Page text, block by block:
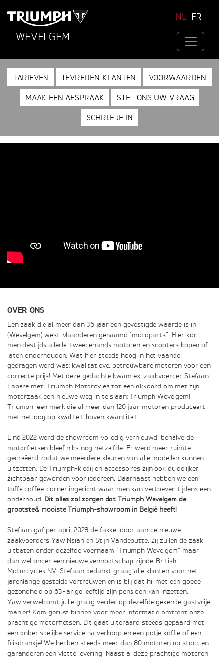
NL FR
WEVELGEM
TARIEVEN TEVREDEN KLANTEN VOORWAARDEN
MAAK EEN AFSPRAAK STEL ONS UW VRAAG
SCHRIJF JE IN
OVER ONS
Een zaak die al meer dan 36 jaar een gevestigde waarde is in
(Wevelgem) west-vlaanderen genaamd “motoparts”. Hier kon
men destijds allerlei tweedehands motoren en scooters kopen of
laten onderhouden. Wat hier steeds hoog in het vaandel
gedragen werd was: kwalitatieve, betrouwbare motoren voor een
correcte prijs! Met deze gedachte kwam ex-zaakvoerder Stefaan
Lapere met Triumph Motorcyles tot een akkoord om met zijn
motorzaak een nieuwe weg in te slaan: Triumph Wevelgem!
Triumph, een merk die al meer dan 120 jaar motoren produceert
met het oog op kwaliteit boven kwantiteit.
Eind 2022 werd de showroom volledig vernieuwd, behalve de
motorfietsen bleef niks nog hetzelfde. Er werd meer ruimte
gecreëerd zodat we meerdere kleuren van alle modellen kunnen
uitzetten. De Triumph-kledij en accessoires zijn ook duidelijker
zichtbaar geworden voor iedereen. Daarnaast hebben we een
toffe coffee-corner ingericht waar men kan vertoeven tijdens een
onderhoud. Dit alles zal zorgen dat Triumph Wevelgem de
grootste& mooiste Triumph-showroom in België heeft!
Stefaan gaf per april 2023 de fakkel door aan de nieuwe
zaakvoerders Yaw Nsiah en Stijn Vandeputte. Zij zullen de zaak
uitbaten onder dezelfde voernaam “Triumph Wevelgem” maar
dan wel onder een nieuwe vennootschap zijnde: British
Motorcycles NV. Stefaan bedankt graag alle klanten voor het
jarenlange gestelde vertrouwen en is blij dat hij met een goede
gezondheid op 63-jarige leeftijd zijn pensioen kan inzetten.
Yaw verwelkomt jullie graag verder op dezelfde gekende gastvrije
manier! Kom gerust binnen voor meer informatie omtrent onze
prachtige motorfietsen. Dit gaat uiteraard steeds gepaard met
een onberispelijke service na verkoop en een potje koffie of een
frisdrankje! We hebben steeds meer dan 80 motoren op stock en
garanderen een vlotte levering. Naast al deze prachtige motoren